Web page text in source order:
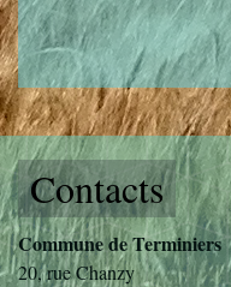
Contacts
Commune de Terminiers
20, rue Chanzy